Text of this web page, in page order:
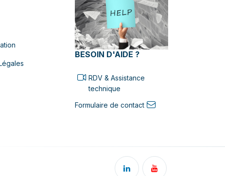
BESOIN D'AIDE ?
RDV & Assistance
technique
Formulaire de contact